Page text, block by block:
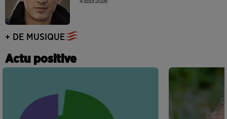
+ DE MUSIQUE
Actu positive